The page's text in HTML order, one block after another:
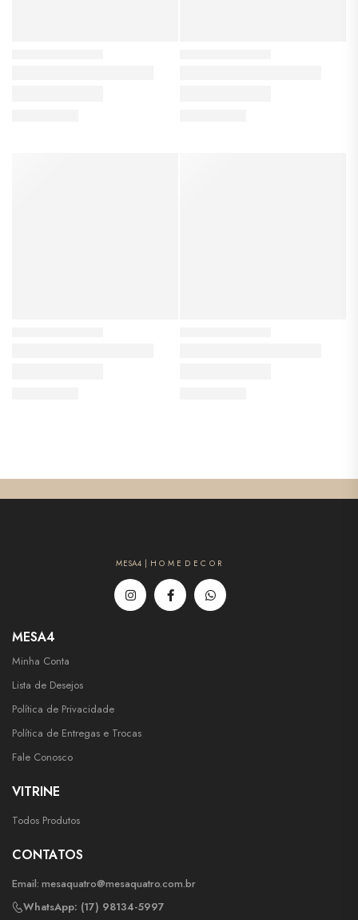
MESA4 | H O M E D E C O R
MESA4
Minha Conta
Lista de Desejos
Política de Privacidade
Política de Entregas e Trocas
Fale Conosco
VITRINE
Todos Produtos
CONTATOS
Email: mesaquatro@mesaquatro.com.br
WhatsApp: (17) 98134-5997